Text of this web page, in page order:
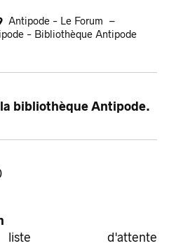
Antipode - Le Forum
- Bibliothèque Antipode
bibliothèque Antipode.
d'attente